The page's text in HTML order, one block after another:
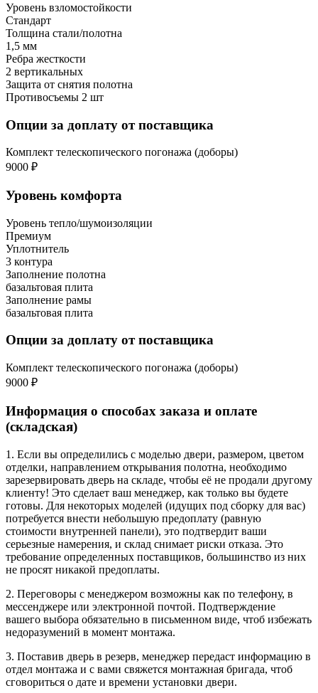
Уровень взломостойкости
Стандарт
Толщина стали/полотна
1,5 мм
Ребра жесткости
2 вертикальных
Защита от снятия полотна
Противосъемы 2 шт
Опции за доплату от поставщика
Комплект телескопического погонажа (доборы)
9000 ₽
Уровень комфорта
Уровень тепло/шумоизоляции
Премиум
Уплотнитель
3 контура
Заполнение полотна
базальтовая плита
Заполнение рамы
базальтовая плита
Опции за доплату от поставщика
Комплект телескопического погонажа (доборы)
9000 ₽
Информация о способах заказа и оплате
(складская)
1. Если вы определились с моделью двери, размером, цветом
отделки, направлением открывания полотна, необходимо
зарезервировать дверь на складе, чтобы её не продали другому
клиенту! Это сделает ваш менеджер, как только вы будете
готовы. Для некоторых моделей (идущих под сборку для вас)
потребуется внести небольшую предоплату (равную
стоимости внутренней панели), это подтвердит ваши
серьезные намерения, и склад снимает риски отказа. Это
требование определенных поставщиков, большинство из них
не просят никакой предоплаты.
2. Переговоры с менеджером возможны как по телефону, в
мессенджере или электронной почтой. Подтверждение
вашего выбора обязательно в письменном виде, чтоб избежать
недоразумений в момент монтажа.
3. Поставив дверь в резерв, менеджер передаст информацию в
отдел монтажа и с вами свяжется монтажная бригада, чтоб
сговориться о дате и времени установки двери.